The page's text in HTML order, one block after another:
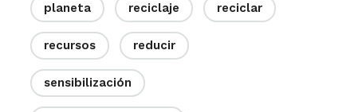
planeta reciclaje reciclar
recursos reducir
sensibilización